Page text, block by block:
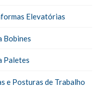
Elevatórias
Bobines
Paletes
e Posturas de Trabalho